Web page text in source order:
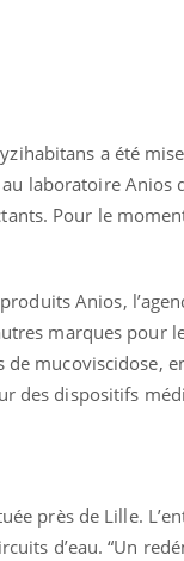
a été
laboratoire Anios
Pour le
Anios,
marques pour
mucoviscidose,
des dispositifs
près de Lille.
d’eau. “Un